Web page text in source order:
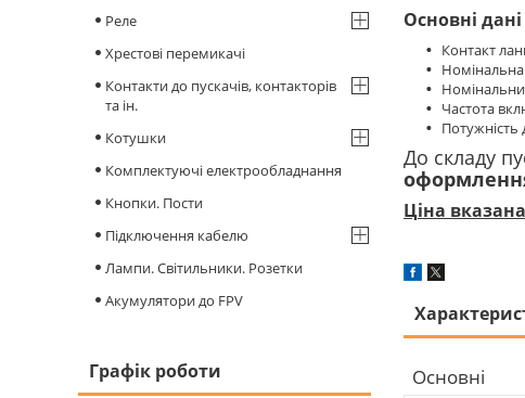
Основні
Контакт
Номінальна
Частота
Потужність
До складу
Ціна
Основні
Реле
Хрестові перемикачі
Контакти до пускачів, контакторів
та ін.
Котушки
Комплектуючі електрообладнання
Кнопки. Пости
Підключення кабелю
Лампи. Світильники. Розетки
Акумулятори до FPV
Графік роботи